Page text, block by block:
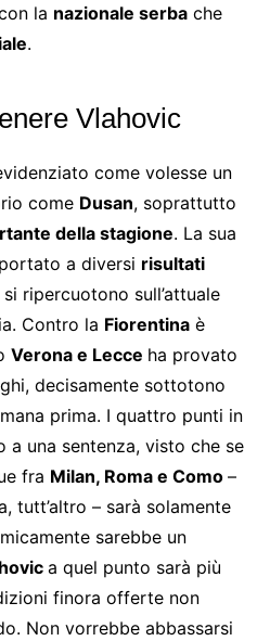
la nazionale serbache
.
Vlahovic
come volesse un
come Dusan, soprattutto
della stagione. La sua
a diversi risultati
ripercuotono sull’attuale
Contro la Fiorentinaè
Verona e Lecce ha provato
decisamente sottotono
prima. I quattro punti in
una sentenza, visto che se
fra Milan, Roma e Como –
tutt’altro – sarà solamente
sarebbe un
a quel punto sarà più
finora offerte non
Non vorrebbe abbassarsi